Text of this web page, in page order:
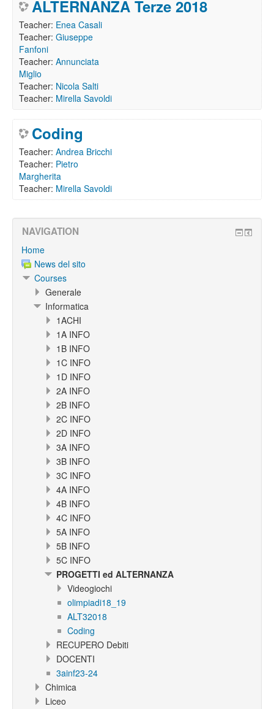
ALTERNANZA Terze 2018
Teacher: Enea Casali
Teacher: Giuseppe
Fanfoni
Teacher: Annunciata
Miglio
Teacher: Nicola Salti
Teacher: Mirella Savoldi
Coding
Teacher: Andrea Bricchi
Teacher: Pietro
Margherita
Teacher: Mirella Savoldi
NAVIGATION
Home
News del sito
Courses
Generale
Informatica
1ACHI
1A INFO
1B INFO
1C INFO
1D INFO
2A INFO
2B INFO
2C INFO
2D INFO
3A INFO
3B INFO
3C INFO
4A INFO
4B INFO
4C INFO
5A INFO
5B INFO
5C INFO
PROGETTI ed ALTERNANZA
Videogiochi
olimpiadi18_19
ALT32018
Coding
RECUPERO Debiti
DOCENTI
3ainf23-24
Chimica
Liceo